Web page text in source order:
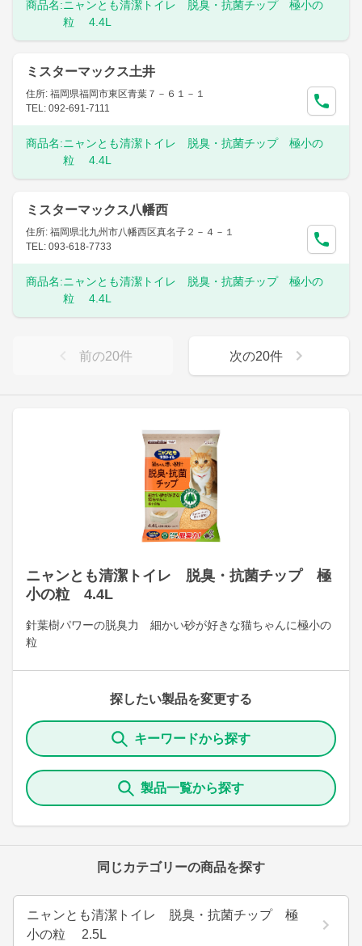
ニャンとも清潔トイレ 脱臭・抗菌チップ 極
小の粒 4.4L
針葉樹パワーの脱臭力 細かい砂が好きな猫ちゃんに極小の
粒
探したい製品を変更する
キーワードから探す
製品一覧から探す
同じカテゴリーの商品を探す
ニャンとも清潔トイレ 脱臭・抗菌チップ 極
小の粒 2.5L
商品名:ニャンとも清潔トイレ 脱臭・抗菌チップ 極小の
粒 4.4L
ミスターマックス土井
住所: 福岡県福岡市東区青葉７－６１－１
TEL: 092-691-7111
商品名:ニャンとも清潔トイレ 脱臭・抗菌チップ 極小の
粒 4.4L
ミスターマックス八幡西
住所: 福岡県北九州市八幡西区真名子２－４－１
TEL: 093-618-7733
商品名:ニャンとも清潔トイレ 脱臭・抗菌チップ 極小の
粒 4.4L
前の20件 次の20件